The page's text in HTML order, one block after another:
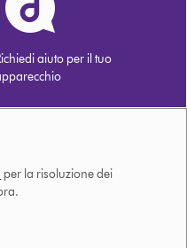
aiuto per il tuo
per la risoluzione dei